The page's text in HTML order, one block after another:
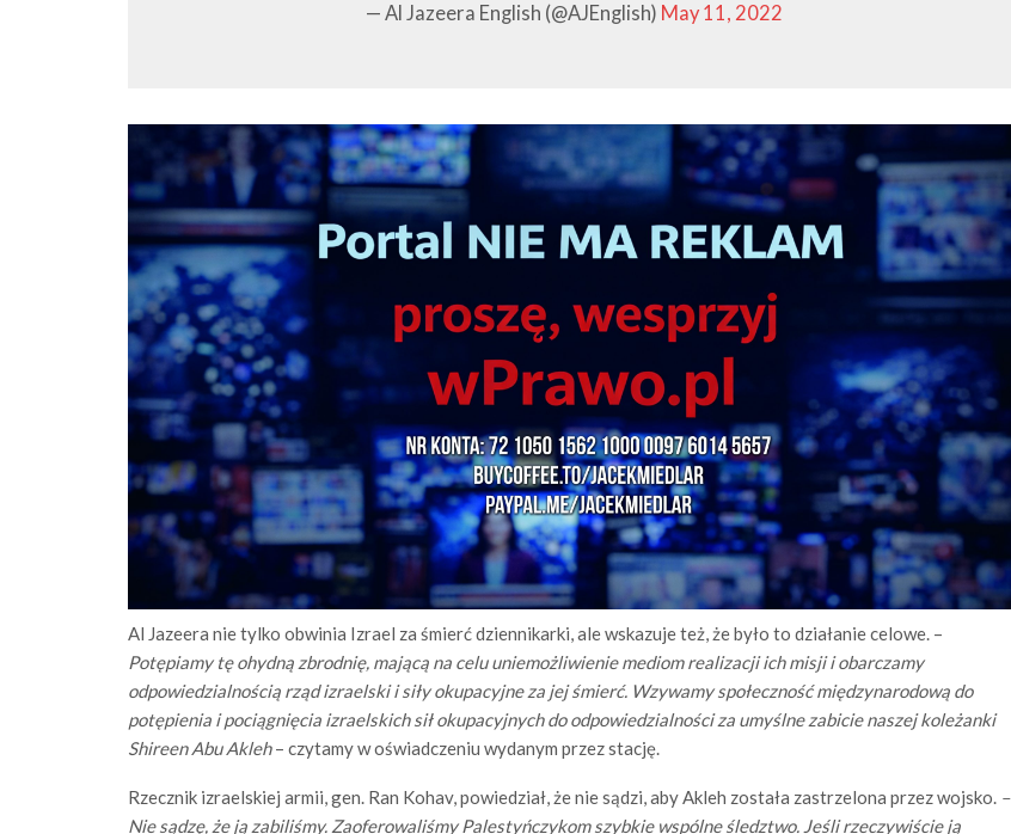
— Al Jazeera English (@AJEnglish) May 11, 2022
Al Jazeera nie tylko obwinia Izrael za śmierć dziennikarki, ale wskazuje też, że było to działanie celowe. –
Potępiamy tę ohydną zbrodnię, mającą na celu uniemożliwienie mediom realizacji ich misji i obarczamy
odpowiedzialnością rząd izraelski i siły okupacyjne za jej śmierć. Wzywamy społeczność międzynarodową do
potępienia i pociągnięcia izraelskich sił okupacyjnych do odpowiedzialności za umyślne zabicie naszej koleżanki
Shireen Abu Akleh– czytamy w oświadczeniu wydanym przez stację.
Rzecznik izraelskiej armii, gen. Ran Kohav, powiedział, że nie sądzi, aby Akleh została zastrzelona przez wojsko. –
Nie sądzę, że ją zabiliśmy. Zaoferowaliśmy Palestyńczykom szybkie wspólne śledztwo. Jeśli rzeczywiście ją